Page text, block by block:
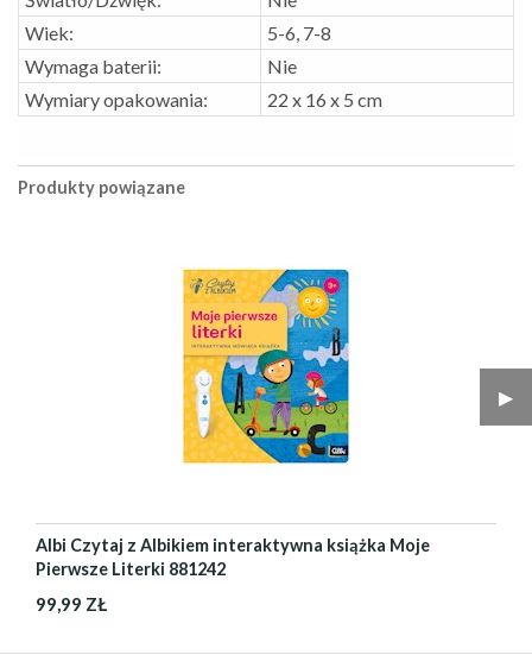
Wiek:
5-6, 7-8
Wymaga baterii:
Nie
Wymiary opakowania:
22 x 16 x 5 cm
Produkty powiązane
▶︎
Albi Czytaj z Albikiem interaktywna książka Moje
Pierwsze Literki 881242
99,99 ZŁ